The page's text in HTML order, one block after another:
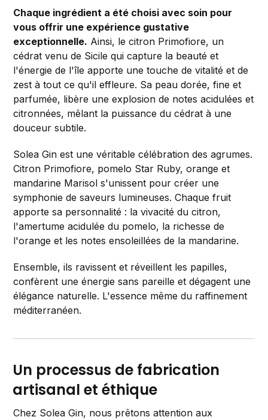
Chaque ingrédient a été choisi avec soin pour
vous offrir une expérience gustative
exceptionnelle. Ainsi, le citron Primofiore, un
cédrat venu de Sicile qui capture la beauté et
l'énergie de l'île apporte une touche de vitalité et de
zest à tout ce qu'il effleure. Sa peau dorée, fine et
parfumée, libère une explosion de notes acidulées et
citronnées, mêlant la puissance du cédrat à une
douceur subtile.
Solea Gin est une véritable célébration des agrumes.
Citron Primofiore, pomelo Star Ruby, orange et
mandarine Marisol s'unissent pour créer une
symphonie de saveurs lumineuses. Chaque fruit
apporte sa personnalité : la vivacité du citron,
l'amertume acidulée du pomelo, la richesse de
l'orange et les notes ensoleillées de la mandarine.
Ensemble, ils ravissent et réveillent les papilles,
confèrent une énergie sans pareille et dégagent une
élégance naturelle. L'essence même du raffinement
méditerranéen.
Un processus de fabrication
artisanal et éthique
Chez Solea Gin, nous prêtons attention aux